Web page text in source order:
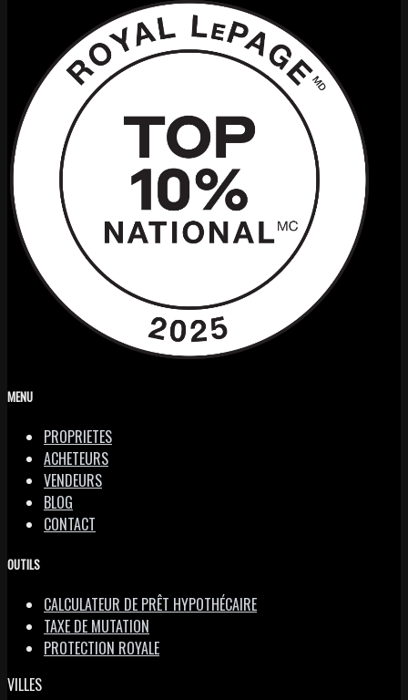
MENU
PROPRIETES
ACHETEURS
VENDEURS
BLOG
CONTACT
OUTILS
CALCULATEUR DE PRÊT HYPOTHÉCAIRE
TAXE DE MUTATION
PROTECTION ROYALE
VILLES